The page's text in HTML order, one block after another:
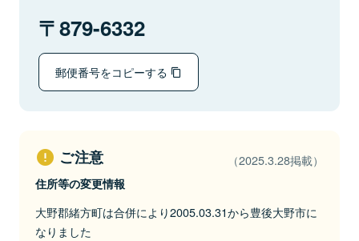
879-6332
郵便番号をコピーする
ご注意 （2025.3.28掲載）
住所等の変更情報
大野郡緒方町は合併により2005.03.31から豊後大野市に
なりました